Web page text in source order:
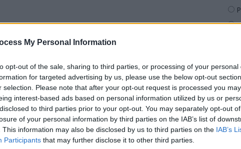
My Personal Information
opt-out of the sale, sharing to third parties, or processing of your personal
for targeted advertising by us, please use the below opt-out
selection. Please note that after your opt-out request is processed you may
interest-based ads based on personal information utilized by us or
to third parties prior to your opt-out. You may separately opt-out
of your personal information by third parties on the IAB’s list of
This information may also be disclosed by us to third parties on the IAB’s
Participants that may further disclose it to other third parties.